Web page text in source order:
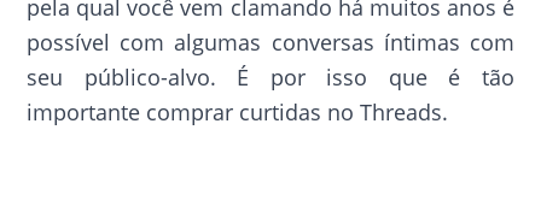
pela qual você vem clamando há muitos anos é
possível com algumas conversas íntimas com
seu público-alvo. É por isso que é tão
importante comprar curtidas no Threads.